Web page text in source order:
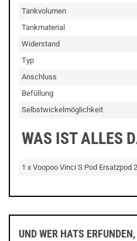
Tankvolumen
Tankmaterial
Widerstand
Typ
Anschluss
Befüllung
Selbstwickelmöglichkeit
WAS IST ALLES
1 x Voopoo Vinci S Pod Ersatzpod
UND WER HATS